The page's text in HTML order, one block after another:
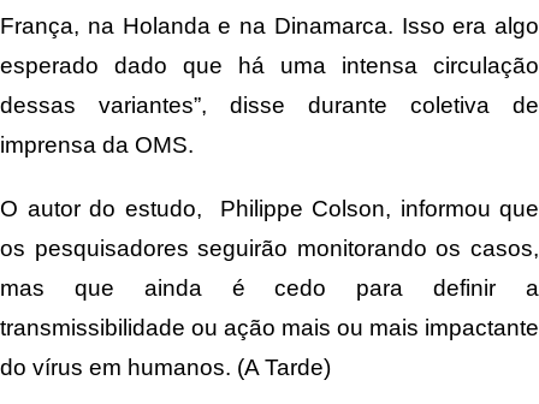
França, na Holanda e na Dinamarca. Isso era algo
esperado dado que há uma intensa circulação
dessas variantes”, disse durante coletiva de
imprensa da OMS.
O autor do estudo, Philippe Colson, informou que
os pesquisadores seguirão monitorando os casos,
mas que ainda é cedo para definir a
transmissibilidade ou ação mais ou mais impactante
do vírus em humanos. (A Tarde)